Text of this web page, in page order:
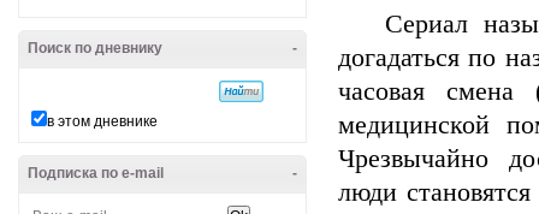
-
Поиск по дневнику
в этом дневнике
-
Подписка по e-mail
Сериал
догадаться по
часовая смена
медицинской
Чрезвычайно
люди